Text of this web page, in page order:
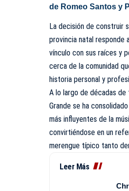
de Romeo Santos y
La decisión de construir
provincia natal responde
vínculo con sus raíces y
cerca de la comunidad
historia personal y
A lo largo de décadas
Grande se ha
más influyentes de la
convirtiéndose en un
merengue típico tanto
Leer Más